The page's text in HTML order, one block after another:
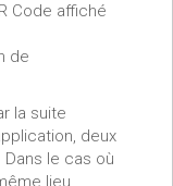
Code affiché
de
la suite
deux
le cas où
lieu